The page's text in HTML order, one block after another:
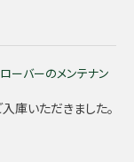
ーバーのメンテナン
庫いただきました。